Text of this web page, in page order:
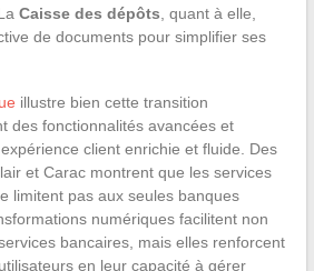
Caisse des dépôts , quant à elle,
de documents pour simplifier ses
illustre bien cette transition
des fonctionnalités avancées et
client enrichie et fluide. Des
et Carac montrent que les services
limitent pas aux seules banques
numériques facilitent non
bancaires, mais elles renforcent
en leur capacité à gérer